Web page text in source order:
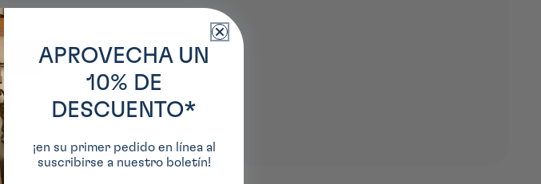
APROVECHA UN
10% DE
DESCUENTO*
¡en su primer pedido en línea al
suscribirse a nuestro boletín!